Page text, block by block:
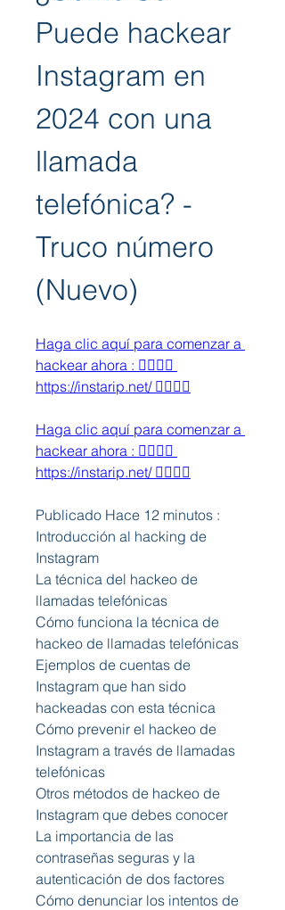
Puede hackear
Instagram en
2024 con una
llamada
telefónica? -
Truco número
(Nuevo)
Haga clic aquí para comenzar a
hackear ahora : 👉🏻👉🏻
https://instarip.net/ 👈🏻👈🏻
Haga clic aquí para comenzar a
hackear ahora : 👉🏻👉🏻
https://instarip.net/ 👈🏻👈🏻
Publicado Hace 12 minutos :
Introducción al hacking de
Instagram
La técnica del hackeo de
llamadas telefónicas
Cómo funciona la técnica de
hackeo de llamadas telefónicas
Ejemplos de cuentas de
Instagram que han sido
hackeadas con esta técnica
Cómo prevenir el hackeo de
Instagram a través de llamadas
telefónicas
Otros métodos de hackeo de
Instagram que debes conocer
La importancia de las
contraseñas seguras y la
autenticación de dos factores
Cómo denunciar los intentos de